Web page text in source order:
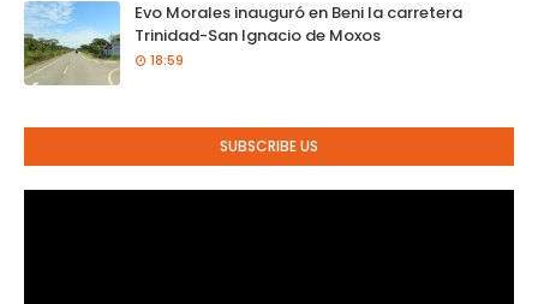
Evo Morales inauguró en Beni la carretera
Trinidad-San Ignacio de Moxos
18:59
SUBSCRIBE US